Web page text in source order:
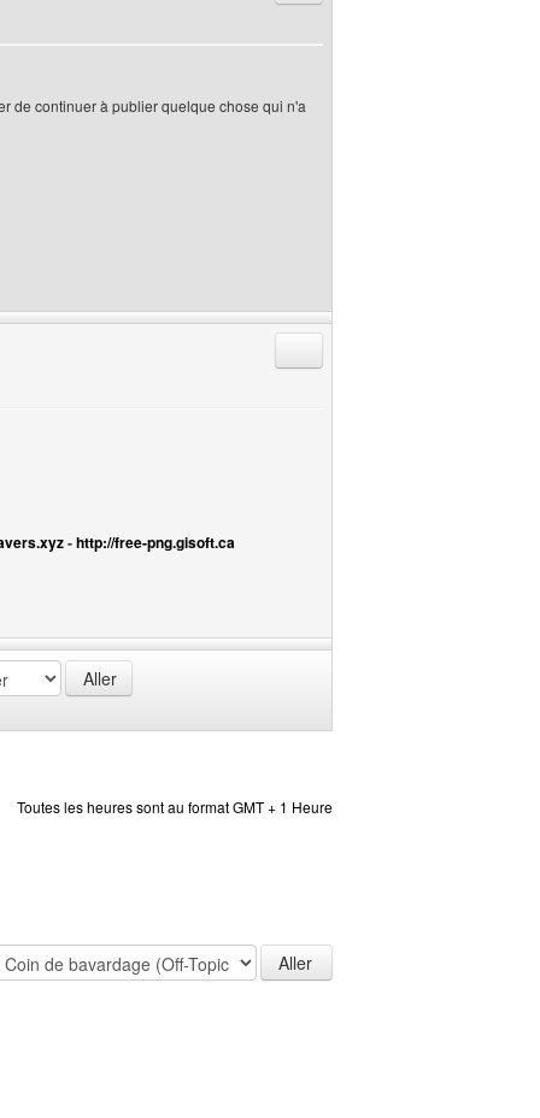
de continuer à publier quelque chose qui n'a
-http://free-png.gisoft.ca
Toutes les heures sont au format GMT + 1 Heure